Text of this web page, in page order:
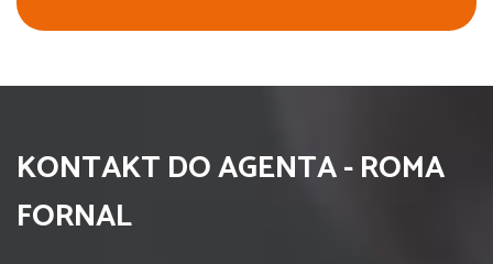
KONTAKT DO AGENTA - ROMA
FORNAL